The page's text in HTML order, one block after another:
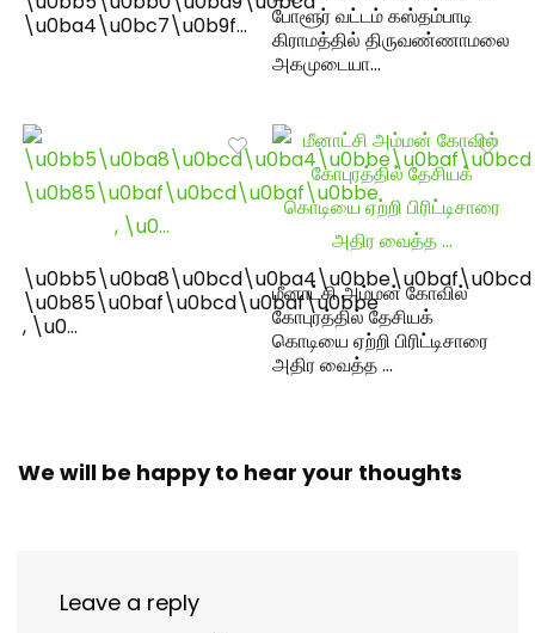
\u0ba4\u0bc7\u0b9f…
போளூர் வட்டம் கஸ்தம்பாடி
கிராமத்தில் திருவண்ணாமலை
அகமுடையா…
\u0bb5\u0ba8\u0bcd\u0ba4\u0bbe\u0baf\u0bcd
\u0b85\u0baf\u0bcd\u0baf\u0bbe
, \u0…
மீனாட்சி அம்மன் கோவில்
கோபுரத்தில் தேசியக்
கொடியை ஏற்றி பிரிட்டிசாரை
அதிர வைத்த …
We will be happy to hear your thoughts
Leave a reply